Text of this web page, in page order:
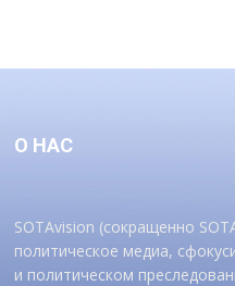
О НАС
SOTAvision (сокращенно
политическое медиа,
и политическом